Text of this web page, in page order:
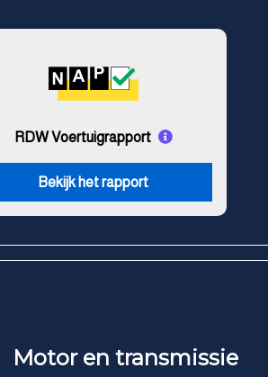
RDW Voertuigrapport
Bekijk het rapport
Motor en transmissie